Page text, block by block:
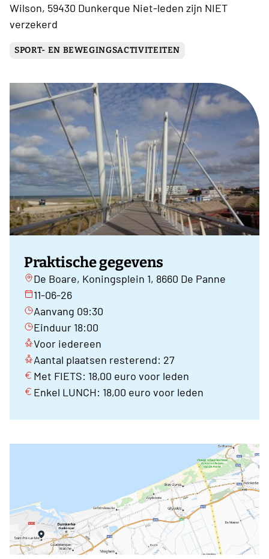
Wilson, 59430 Dunkerque Niet-leden zijn NIET
verzekerd
SPORT- EN BEWEGINGSACTIVITEITEN
Praktische gegevens
De Boare, Koningsplein 1, 8660 De Panne
11-06-26
Aanvang 09:30
Einduur 18:00
Voor iedereen
Aantal plaatsen resterend: 27
Met FIETS: 18,00 euro voor leden
Enkel LUNCH: 18,00 euro voor leden